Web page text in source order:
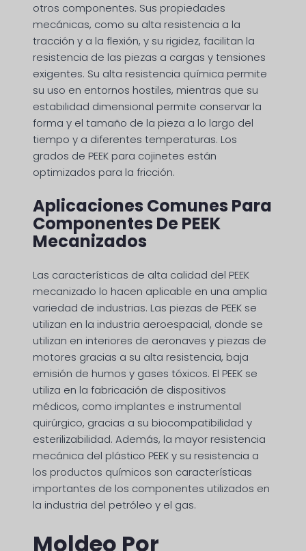
otros componentes. Sus propiedades
mecánicas, como su alta resistencia a la
tracción y a la flexión, y su rigidez, facilitan la
resistencia de las piezas a cargas y tensiones
exigentes. Su alta resistencia química permite
su uso en entornos hostiles, mientras que su
estabilidad dimensional permite conservar la
forma y el tamaño de la pieza a lo largo del
tiempo y a diferentes temperaturas. Los
grados de PEEK para cojinetes están
optimizados para la fricción.
Aplicaciones Comunes Para
Componentes De PEEK
Mecanizados
Las características de alta calidad del PEEK
mecanizado lo hacen aplicable en una amplia
variedad de industrias. Las piezas de PEEK se
utilizan en la industria aeroespacial, donde se
utilizan en interiores de aeronaves y piezas de
motores gracias a su alta resistencia, baja
emisión de humos y gases tóxicos. El PEEK se
utiliza en la fabricación de dispositivos
médicos, como implantes e instrumental
quirúrgico, gracias a su biocompatibilidad y
esterilizabilidad. Además, la mayor resistencia
mecánica del plástico PEEK y su resistencia a
los productos químicos son características
importantes de los componentes utilizados en
la industria del petróleo y el gas.
Moldeo Por